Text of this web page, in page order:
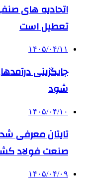
تعطیل است
۱۴۰۵/۰۴/۱۱
جایگزینی
شود
۱۴۰۵/۰۴/۱۰
تایتان معرفی
صنعت فولاد
۱۴۰۵/۰۴/۰۹